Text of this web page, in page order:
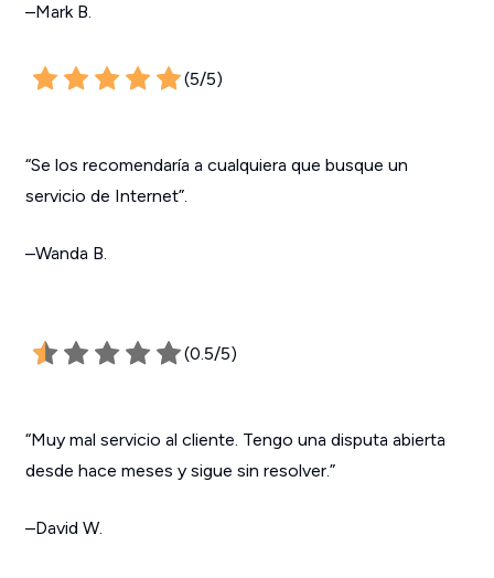
–Mark B.
(5/5)
“Se los recomendaría a cualquiera que busque un
servicio de Internet”.
–Wanda B.
(0.5/5)
“Muy mal servicio al cliente. Tengo una disputa abierta
desde hace meses y sigue sin resolver.”
–David W.